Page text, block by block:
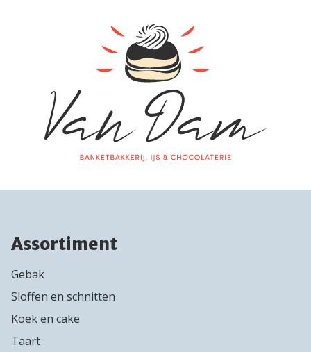
Assortiment
Gebak
Sloffen en schnitten
Koek en cake
Taart